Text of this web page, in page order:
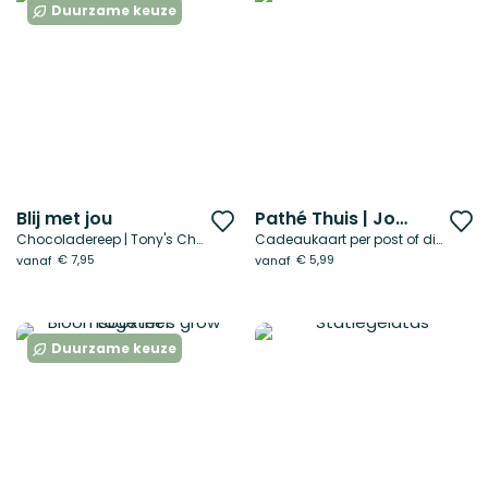
Duurzame keuze
Blij met jou
Chocoladereep | Tony's Chocolonely
vanaf € 7,95
Voeg
toe
aan
Pathé Thuis | Jouw inzet is niet te filmen
Cadeaukaart per post of digitaal
vanaf € 5,99
Duurzame keuze